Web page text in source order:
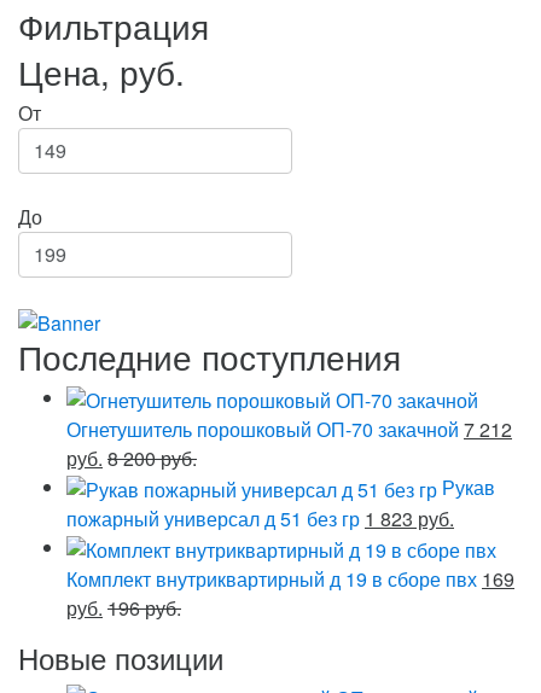
Фильтрация
Цена, руб.
От
До
Последние поступления
Огнетушитель порошковый ОП-70 закачной 7 212
руб. 8 200 руб.
Рукав
пожарный универсал д 51 без гр 1 823 руб.
Комплект внутриквартирный д 19 в сборе пвх 169
руб. 196 руб.
Новые позиции